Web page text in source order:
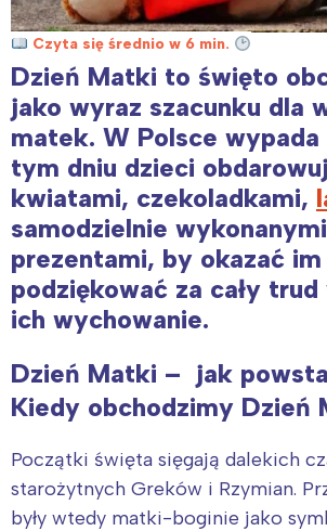
Czyta się średnio w 6 min.
Dzień Matki to święto
jako wyraz szacunku dla
matek. W Polsce
tym dniu dzieci
kwiatami, czekoladkami,
samodzielnie wykonanymi
prezentami, by okazać im
podziękować za cały trud
ich wychowanie.
Dzień Matki – jak
Kiedy obchodzimy Dzień
Początki święta sięgają dalekich
starożytnych Greków i Rzymian.
były wtedy matki-boginie jako